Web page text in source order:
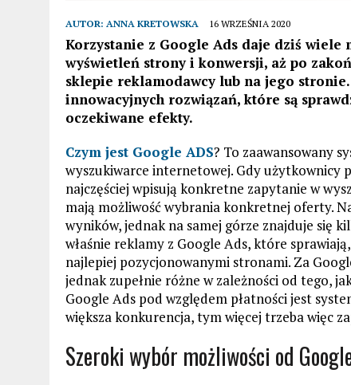
AUTOR: ANNA KRETOWSKA 16 WRZEŚNIA 2020
Korzystanie z Google Ads daje dziś
wyświetleń strony i konwersji, aż po
sklepie reklamodawcy lub na jego
innowacyjnych rozwiązań, które są
oczekiwane efekty.
Czym jest Google ADS? To zaawansowany
wyszukiwarce internetowej. Gdy użytkownicy
najczęściej wpisują konkretne zapytanie w
mają możliwość wybrania konkretnej oferty.
wyników, jednak na samej górze znajduje się
właśnie reklamy z Google Ads, które
najlepiej pozycjonowanymi stronami. Za
jednak zupełnie różne w zależności od tego,
Google Ads pod względem płatności jest
większa konkurencja, tym więcej trzeba więc
Szeroki wybór możliwości od